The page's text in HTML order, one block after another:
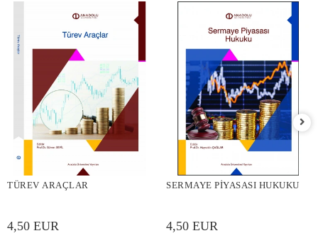
TÜREV ARAÇLAR
4,50 EUR
SERMAYE PİYASASI HUKUKU
4,50 EUR